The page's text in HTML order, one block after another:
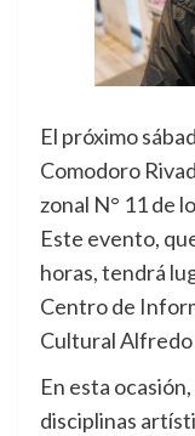
El próximo
Comodoro
zonal N° 11 de
Este evento,
horas, tendrá
Centro de
Cultural Alfredo
En esta
disciplinas